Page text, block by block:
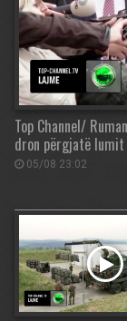
Top Channel/
dron përgjatë lumit
05/08 23:02